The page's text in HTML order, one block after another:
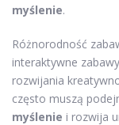
myślenie.
Różnorodność
interaktywne
rozwijania
często muszą
myślenie i rozwija